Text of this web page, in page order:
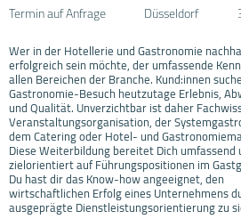
Termin auf Anfrage Düsseldorf
Wer in der Hotellerie und Gastronomie
erfolgreich sein möchte, der umfassende
allen Bereichen der Branche. Kund:innen
Gastronomie-Besuch heutzutage Erlebnis,
und Qualität. Unverzichtbar ist daher
Veranstaltungsorganisation, der
dem Catering oder Hotel- und
Diese Weiterbildung bereitet Dich umfassend
zielorientiert auf Führungspositionen im
Du hast dir das Know-how angeeignet, den
wirtschaftlichen Erfolg eines Unternehmens
ausgeprägte Dienstleistungsorientierung zu